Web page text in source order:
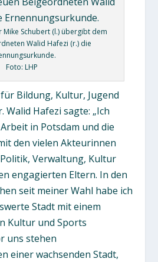
Schubert (l.) übergibt dem
Walid Hafezi (r.) die
Foto: LHP
Bildung, Kultur, Jugend
Walid Hafezi sagte: „Ich
in Potsdam und die
den vielen Akteurinnen
Verwaltung, Kultur
engagierten Eltern. In den
seit meiner Wahl habe ich
Stadt mit einem
Kultur und Sports
uns stehen
einer wachsenden Stadt,